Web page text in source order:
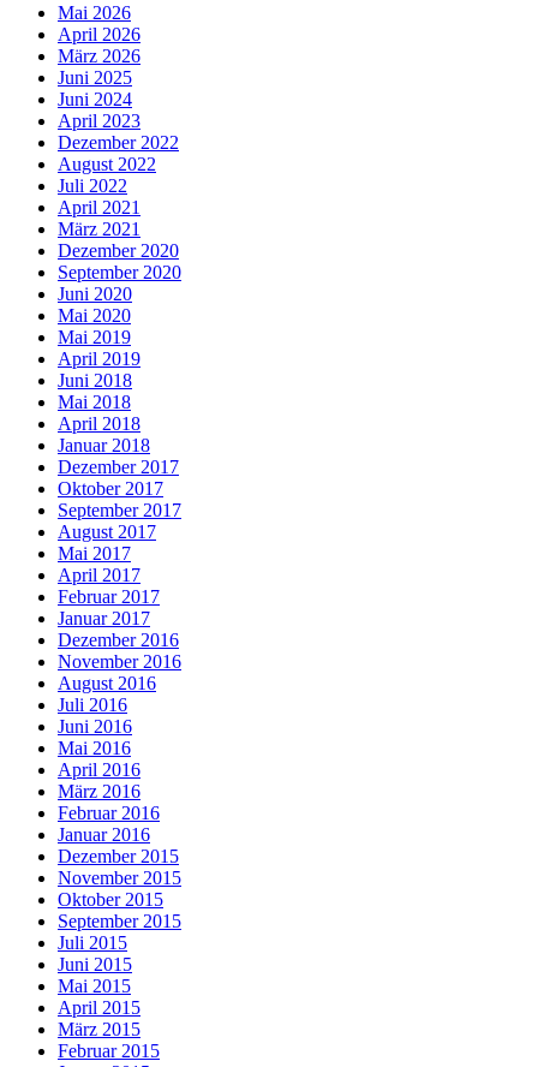
Mai 2026
April 2026
März 2026
Juni 2025
Juni 2024
April 2023
Dezember 2022
August 2022
Juli 2022
April 2021
März 2021
Dezember 2020
September 2020
Juni 2020
Mai 2020
Mai 2019
April 2019
Juni 2018
Mai 2018
April 2018
Januar 2018
Dezember 2017
Oktober 2017
September 2017
August 2017
Mai 2017
April 2017
Februar 2017
Januar 2017
Dezember 2016
November 2016
August 2016
Juli 2016
Juni 2016
Mai 2016
April 2016
März 2016
Februar 2016
Januar 2016
Dezember 2015
November 2015
Oktober 2015
September 2015
Juli 2015
Juni 2015
Mai 2015
April 2015
März 2015
Februar 2015